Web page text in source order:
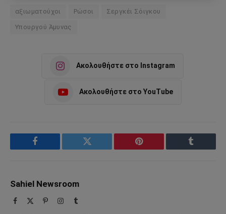
αξιωματούχοι Ρώσοι Σεργκέι Σόιγκου
Υπουργού Άμυνας
Ακολουθήστε στο Instagram
Ακολουθήστε στο YouTube
Facebook Twitter Pinterest Tumblr
Sahiel Newsroom
Facebook PinterestInstagram
Tumblr